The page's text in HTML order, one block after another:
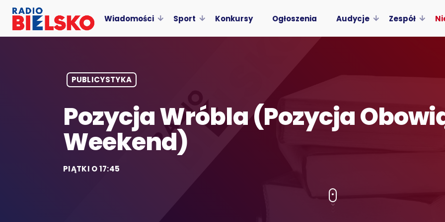
Wiadomości Sport Konkursy Ogłoszenia Audycje Zespół
PUBLICYSTYKA
Pozycja Wróbla (Pozycja
Weekend)
PIĄTKI O 17:45